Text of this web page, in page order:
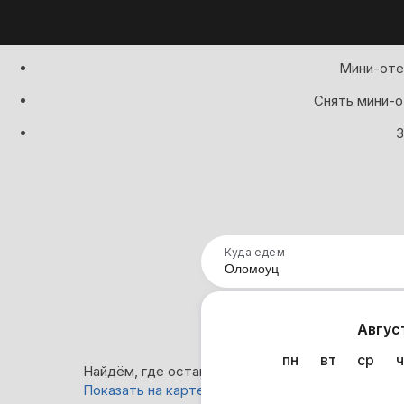
Мини-
Снять мини-
Куда едем
пн
вт ср
Найдём, где остановиться в Оломоуце: 0
Показать на карте